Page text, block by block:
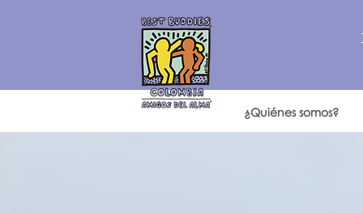
¿Quiénes somos?